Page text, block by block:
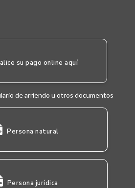
su pago online aquí
de arriendo u otros documentos
Persona natural
Persona jurídica